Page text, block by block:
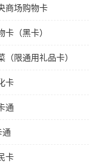
商场购物卡
（黑卡）
限通用礼品卡）
卡
通
通
卡